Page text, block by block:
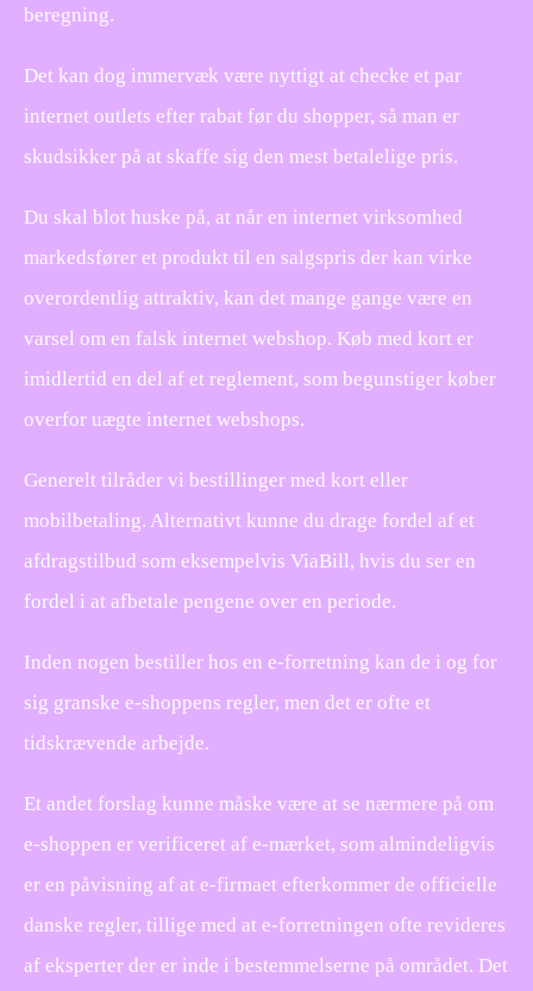
beregning.
Det kan dog immervæk være nyttigt at checke et par
internet outlets efter rabat før du shopper, så man er
skudsikker på at skaffe sig den mest betalelige pris.
Du skal blot huske på, at når en internet virksomhed
markedsfører et produkt til en salgspris der kan virke
overordentlig attraktiv, kan det mange gange være en
varsel om en falsk internet webshop. Køb med kort er
imidlertid en del af et reglement, som begunstiger køber
overfor uægte internet webshops.
Generelt tilråder vi bestillinger med kort eller
mobilbetaling. Alternativt kunne du drage fordel af et
afdragstilbud som eksempelvis ViaBill, hvis du ser en
fordel i at afbetale pengene over en periode.
Inden nogen bestiller hos en e-forretning kan de i og for
sig granske e-shoppens regler, men det er ofte et
tidskrævende arbejde.
Et andet forslag kunne måske være at se nærmere på om
e-shoppen er verificeret af e-mærket, som almindeligvis
er en påvisning af at e-firmaet efterkommer de officielle
danske regler, tillige med at e-forretningen ofte revideres
af eksperter der er inde i bestemmelserne på området. Det